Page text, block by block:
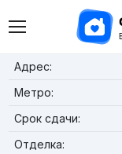
Адрес:
Метро:
Срок сдачи:
Отделка: